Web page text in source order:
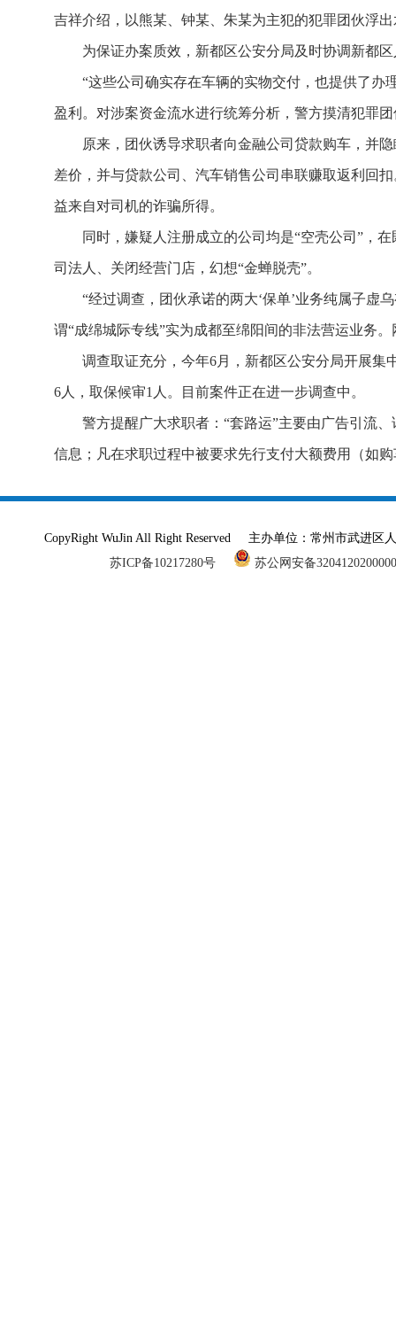
吉祥介绍，以熊某、钟某、朱某为主犯的犯罪团伙浮
为保证办案质效，新都区公安分局及时协调新都
“这些公司确实存在车辆的实物交付，也提供了办
盈利。对涉案资金流水进行统筹分析，警方摸清犯罪
原来，团伙诱导求职者向金融公司贷款购车，并
差价，并与贷款公司、汽车销售公司串联赚取返利回
益来自对司机的诈骗所得。
同时，嫌疑人注册成立的公司均是“空壳公司”，
司法人、关闭经营门店，幻想“金蝉脱壳”。
“经过调查，团伙承诺的两大‘保单’业务纯属子虚
谓“成绵城际专线”实为成都至绵阳间的非法营运业务
调查取证充分，今年6月，新都区公安分局开展集
6人，取保候审1人。目前案件正在进一步调查中。
警方提醒广大求职者：“套路运”主要由广告引流
信息；凡在求职过程中被要求先行支付大额费用（如
CopyRight WuJin All Right Reserved 主办单位：常州市武进
苏ICP备10217280号
苏公网安备